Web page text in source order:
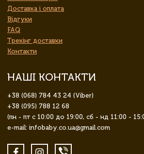
Доставка і оплата
Відгуки
FAQ
Трекінг доставки
Контакти
НАШІ КОНТАКТИ
+38 (068) 784 43 24 (Viber)
+38 (095) 788 12 68
(пн - пт с 10:00 до 19:00, сб - нд 11:00 -
e-mail: infobaby.co.ua@gmail.com